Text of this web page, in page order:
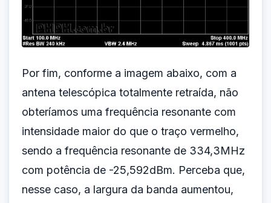
Por fim, conforme a imagem abaixo, com a
antena telescópica totalmente retraída, não
obteríamos uma frequência resonante com
intensidade maior do que o traço vermelho,
sendo a frequência resonante de 334,3MHz
com potência de -25,592dBm. Perceba que,
nesse caso, a largura da banda aumentou,